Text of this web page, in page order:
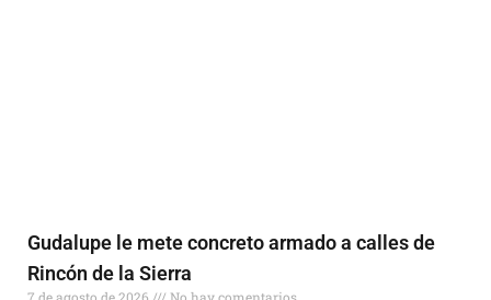
Gudalupe le mete concreto armado a calles de
Rincón de la Sierra